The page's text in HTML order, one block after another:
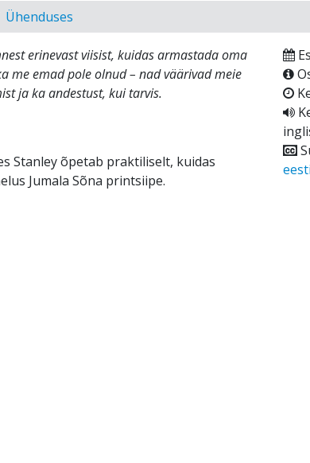
Ühenduses
erinevast viisist, kuidas armastada oma
me emad pole olnud – nad väärivad meie
ja ka andestust, kui tarvis.
Stanley õpetab praktiliselt, kuidas
Jumala Sõna printsiipe.
eesti